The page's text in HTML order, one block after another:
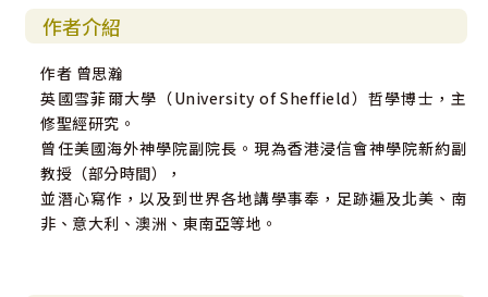
作者介紹
作者 曾思瀚
英國雪菲爾大學（University of Sheffield）哲學博士，主
修聖經研究。
曾任美國海外神學院副院長。現為香港浸信會神學院新約副
教授（部分時間），
並潛心寫作，以及到世界各地講學事奉，足跡遍及北美、南
非、意大利、澳洲、東南亞等地。